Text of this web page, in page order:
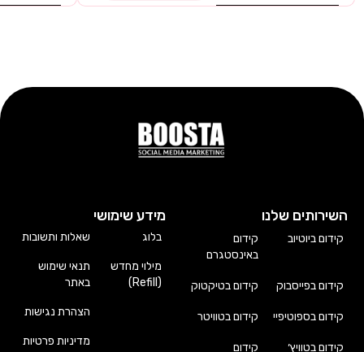
השירותים שלנו
קידום ביוטיוב
קידום
באינסטגרם
קידום בפייסבוק קידום בטיקטוק
קידום בספוטיפיי קידום בטוויטר
קידום בטוויץ׳ קידום
מידע שימושי
בלוג
מילוי מחדש
(Refill)
שאלות ותשובות
תנאי שימוש
באתר
הצהרת נגישות
מדיניות פרטיות